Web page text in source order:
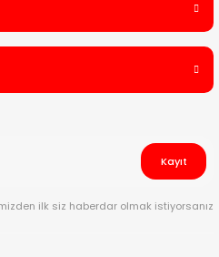
Kayıt
ilk siz haberdar olmak istiyorsanız